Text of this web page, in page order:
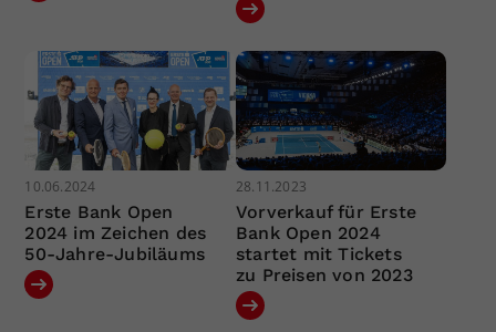
10.06.2024
Erste Bank Open
2024 im Zeichen des
50-Jahre-Jubiläums
28.11.2023
Vorverkauf für Erste
Bank Open 2024
startet mit Tickets
zu Preisen von 2023